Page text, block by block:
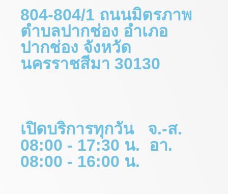
804-804/1 ถนนมิตรภาพ
ตำบลปากช่อง อำเภอ
ปากช่อง จังหวัด
นครราชสีมา 30130
เปิดบริการทุกวัน จ.-ส.
08:00 - 17:30 น. อา.
08:00 - 16:00 น.